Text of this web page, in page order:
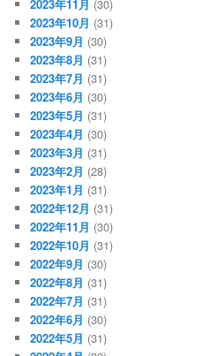
2023年11月 (30)
2023年10月 (31)
2023年9月 (30)
2023年8月 (31)
2023年7月 (31)
2023年6月 (30)
2023年5月 (31)
2023年4月 (30)
2023年3月 (31)
2023年2月 (28)
2023年1月 (31)
2022年12月 (31)
2022年11月 (30)
2022年10月 (31)
2022年9月 (30)
2022年8月 (31)
2022年7月 (31)
2022年6月 (30)
2022年5月 (31)